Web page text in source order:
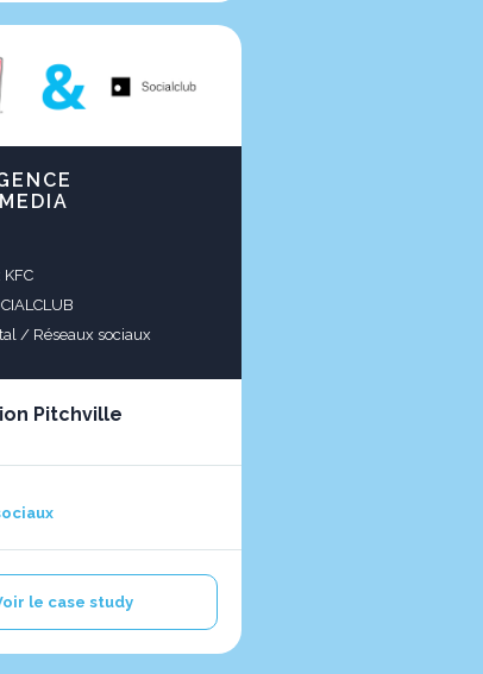
: KFC
/ Réseaux sociaux
Pitchville
le case study